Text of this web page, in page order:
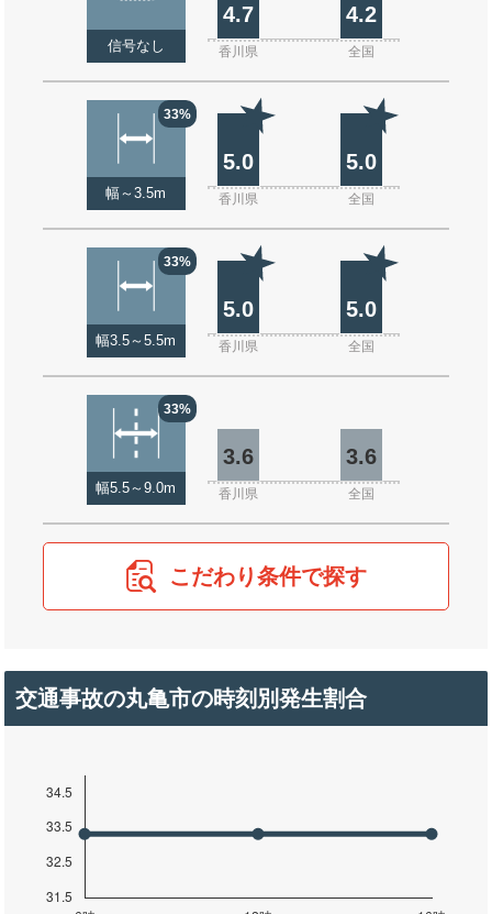
信号なし
4.7 4.2
香川県 全国
33%
幅～3.5m
5.0 5.0
香川県 全国
33%
幅3.5～5.5m
5.0 5.0
香川県 全国
33%
幅5.5～9.0m
3.6 3.6
香川県 全国
こだわり条件で探す
交通事故の丸亀市の時刻別発生割合